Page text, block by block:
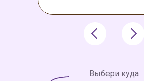
Выбери куда